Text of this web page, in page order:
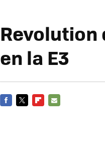
Revolution
en la E3